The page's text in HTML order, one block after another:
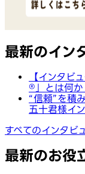
最新のイン
【インタビ
®︎」とは何か
“信頼”を積
五十君様イ
すべてのインタビ
最新のお役